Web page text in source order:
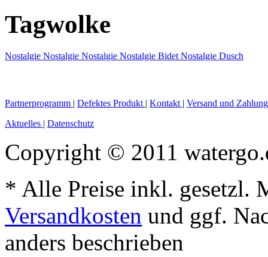
Tagwolke
Nostalgie Nostalgie Nostalgie Nostalgie Bidet Nostalgie Dusch
Partnerprogramm | Defektes Produkt | Kontakt | Versand und
Aktuelles | Datenschutz
Copyright © 2011
* Alle Preise inkl. gesetzl.
Versandkosten und ggf.
anders beschrieben